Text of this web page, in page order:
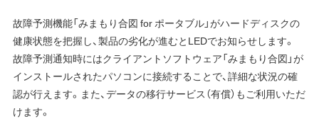
故障予測機能「みまもり合図 for ポータブル」がハードディスクの
健康状態を把握し、製品の劣化が進むとLEDでお知らせします。
故障予測通知時にはクライアントソフトウェア「みまもり合図」が
インストールされたパソコンに接続することで、詳細な状況の確
認が行えます。また、データの移行サービス（有償）もご利用いただ
けます。